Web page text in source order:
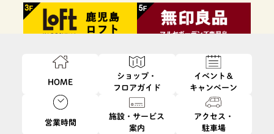
HOME
ショップ・
フロアガイド
イベント＆
キャンペーン
営業時間
施設・サービス
案内
アクセス・
駐車場